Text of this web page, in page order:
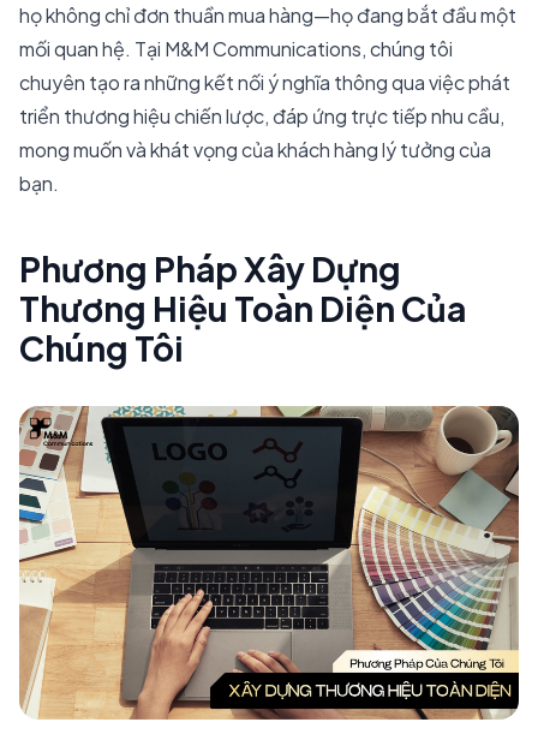
họ không chỉ đơn thuần mua hàng—họ đang bắt đầu một
mối quan hệ. Tại M&M Communications, chúng tôi
chuyên tạo ra những kết nối ý nghĩa thông qua việc phát
triển thương hiệu chiến lược, đáp ứng trực tiếp nhu cầu,
mong muốn và khát vọng của khách hàng lý tưởng của
bạn.
Phương Pháp Xây Dựng
Thương Hiệu Toàn Diện Của
Chúng Tôi